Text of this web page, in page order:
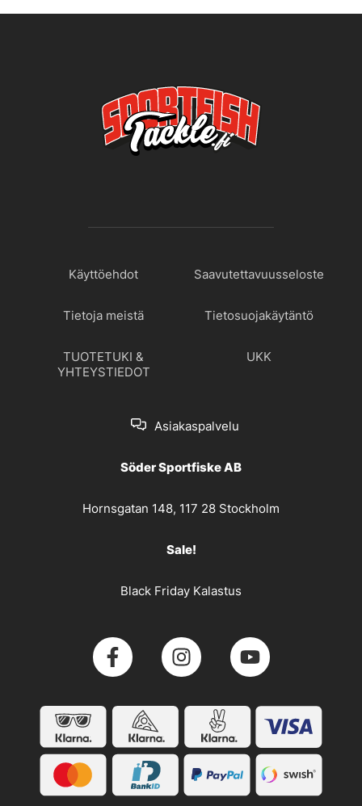
Käyttöehdot Saavutettavuusseloste
Tietoja meistä Tietosuojakäytäntö
TUOTETUKI &
YHTEYSTIEDOT
UKK
Asiakaspalvelu
Söder Sportfiske AB
Hornsgatan 148, 117 28 Stockholm
Sale!
Black Friday Kalastus